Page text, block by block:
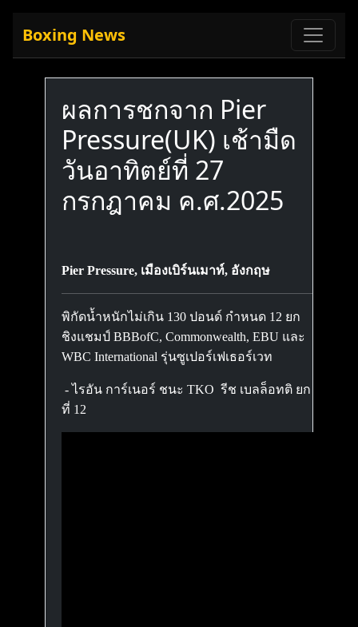
Boxing News
ผลการชกจาก Pier
Pressure(UK) เช้ามืด
วันอาทิตย์ที่ 27
กรกฎาคม ค.ศ.2025
Pier Pressure, เมืองเบิร์นเมาท์, อังกฤษ
พิกัดน้ำหนักไม่เกิน 130 ปอนด์ กำหนด 12 ยก
ชิงแชมป์ BBBofC, Commonwealth, EBU และ
WBC International รุ่นซูเปอร์เฟเธอร์เวท
- ไรอัน การ์เนอร์ ชนะ TKO รีช เบลล็อทติ ยก
ที่ 12